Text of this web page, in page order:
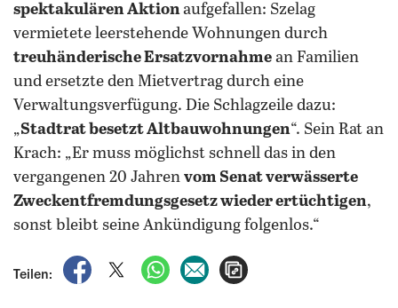
spektakulären Aktionaufgefallen: Szelag
vermietete leerstehende Wohnungen durch
treuhänderische Ersatzvornahme an Familien
und ersetzte den Mietvertrag durch eine
Verwaltungsverfügung. Die Schlagzeile dazu:
„Stadtrat besetzt Altbauwohnungen“. Sein Rat an
Krach: „Er muss möglichst schnell das in den
vergangenen 20 Jahren vom Senat verwässerte
Zweckentfremdungsgesetz wieder ertüchtigen,
sonst bleibt seine Ankündigung folgenlos.“
Teilen:
auf Facebook teilen
auf X teilenper WhatsApp teilen
per E-Mail teilen